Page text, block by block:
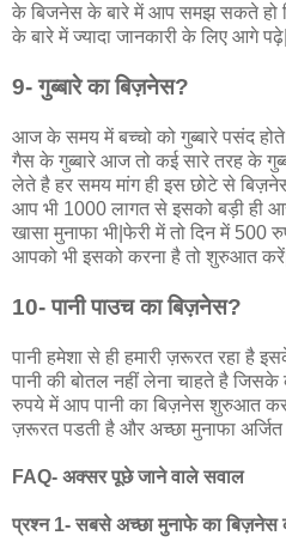
के बिजनेस के बारे में आप समझ सकते हो
के बारे में ज्यादा जानकारी के लिए आगे पढ़े|
9- गुब्बारे का बिज़नेस?
आज के समय में बच्चो को गुब्बारे पसंद होते
गैस के गुब्बारे आज तो कई सारे तरह के
लेते है हर समय मांग ही इस छोटे से
आप भी 1000 लागत से इसको बड़ी ही
खासा मुनाफा भी|फेरी में तो दिन में 500
आपको भी इसको करना है तो शुरुआत करें|
10- पानी पाउच का बिज़नेस?
पानी हमेशा से ही हमारी ज़रूरत रहा है
पानी की बोतल नहीं लेना चाहते है
रुपये में आप पानी का बिज़नेस शुरुआत
ज़रूरत पडती है और अच्छा मुनाफा
FAQ- अक्सर पूछे जाने वाले सवाल
प्रश्न 1- सबसे अच्छा मुनाफे का बिज़नेस